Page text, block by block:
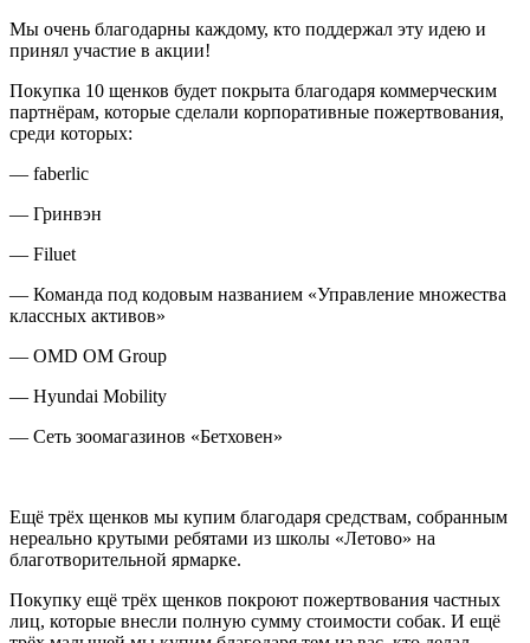
Мы очень благодарны каждому, кто поддержал эту идею и
принял участие в акции!
Покупка 10 щенков будет покрыта благодаря коммерческим
партнёрам, которые сделали корпоративные пожертвования,
среди которых:
— faberlic
— Гринвэн
— Filuet
— Команда под кодовым названием «Управление множества
классных активов»
— OMD OM Group
— Hyundai Mobility
— Сеть зоомагазинов «Бетховен»
Ещё трёх щенков мы купим благодаря средствам, собранным
нереально крутыми ребятами из школы «Летово» на
благотворительной ярмарке.
Покупку ещё трёх щенков покроют пожертвования частных
лиц, которые внесли полную сумму стоимости собак. И ещё